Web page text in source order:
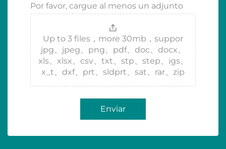
Por favor, cargue al menos un adjunto
Up to 3 files，more 30mb，suppor
jpg、jpeg、png、pdf、doc、docx、
xls、xlsx、csv、txt、stp、step、igs、
x_t、dxf、prt、sldprt、sat、rar、zip
Enviar